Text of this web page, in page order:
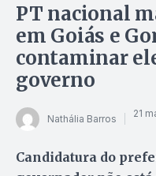
PT nacional
em Goiás e
contaminar
governo
Nathália Barros 21
Candidatura do